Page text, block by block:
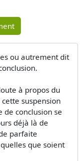
ou autrement dit
à propos du
suspension
de conclusion se
déjà là de
parfaite
que soient